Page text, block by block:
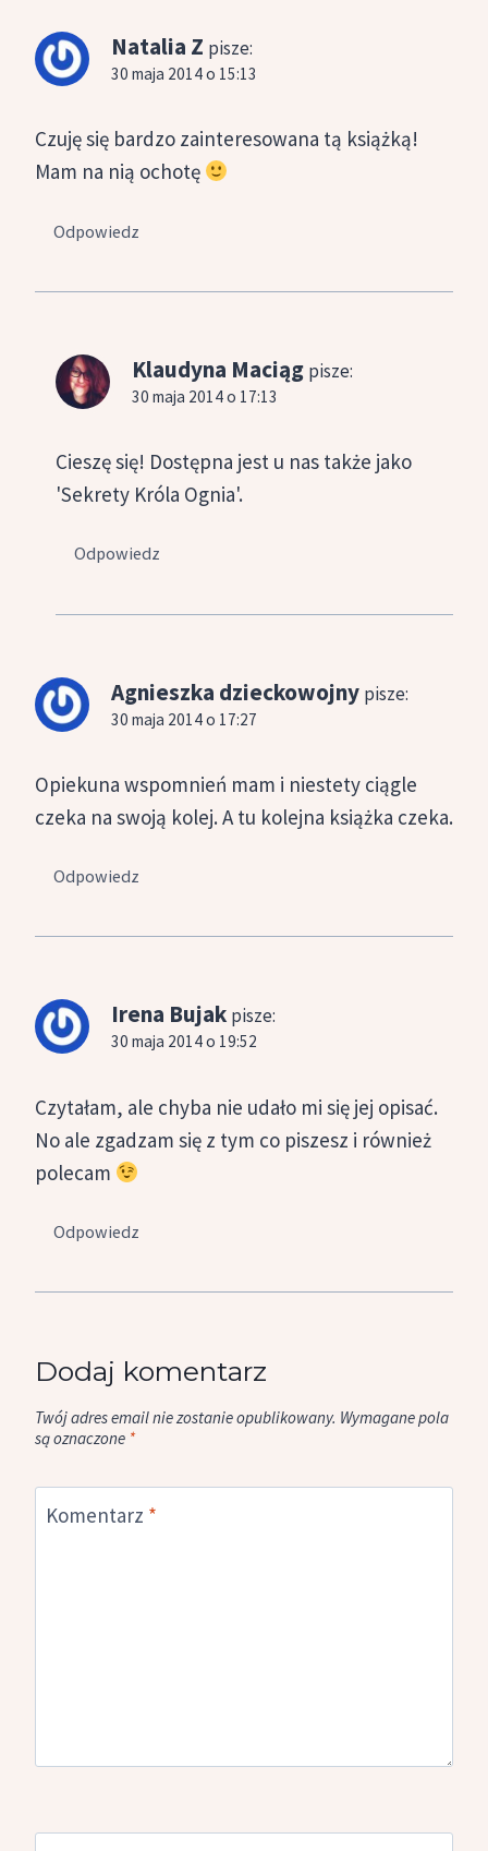
Natalia Z pisze:
30 maja 2014 o 15:13
Czuję się bardzo zainteresowana tą książką!
Mam na nią ochotę
Odpowiedz
Klaudyna Maciąg pisze:
30 maja 2014 o 17:13
Cieszę się! Dostępna jest u nas także jako
'Sekrety Króla Ognia'.
Odpowiedz
Agnieszka dzieckowojny pisze:
30 maja 2014 o 17:27
Opiekuna wspomnień mam i niestety ciągle
czeka na swoją kolej. A tu kolejna książka czeka.
Odpowiedz
Irena Bujak pisze:
30 maja 2014 o 19:52
Czytałam, ale chyba nie udało mi się jej opisać.
No ale zgadzam się z tym co piszesz i również
polecam
Odpowiedz
Dodaj komentarz
Twój adres email nie zostanie opublikowany. Wymagane pola
są oznaczone *
Komentarz *